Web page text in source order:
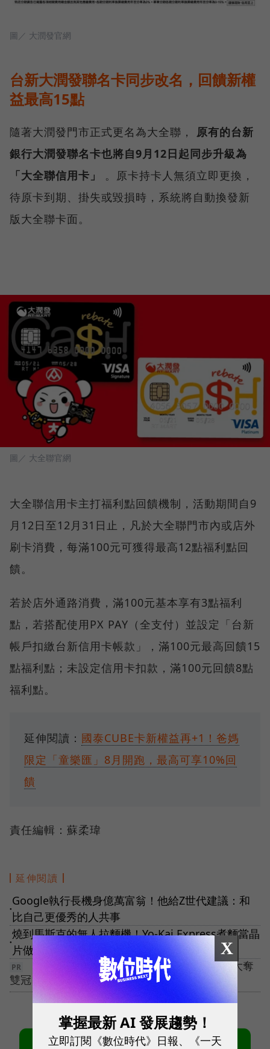
圖／ 大潤發官網
台新大潤發聯名卡同步改名，回饋新權
益最高15點
隨著大潤發門市正式更名為大全聯， 原有的台新
銀行大潤發聯名卡也將自9月12日起同步升級為
「大全聯信用卡」
。原卡持卡人無須立即更換，
待原卡到期、掛失或毀損時，系統將自動換發新
版大全聯卡面。
圖／ 大全聯官網
大全聯信用卡主打福利點回饋機制，活動期間自9
月12日至12月31日止，凡於大全聯門市內或店外
刷卡消費，每滿100元可獲得最高12點福利點回
饋。
若於店外通路消費，滿100元基本享有3點福利
點，若搭配使用PX PAY（全支付）並設定「台新
帳戶扣繳台新信用卡帳款」，滿100元最高回饋15
點福利點；未設定信用卡扣款，滿100元回饋8點
福利點。
延伸閱讀： 國泰CUBE卡新權益再+1！爸媽
限定「童樂匯」8月開跑，最高可享10%回
饋
責任編輯：蘇柔瑋
延伸閱讀
●
Google執行長機身億萬富翁！他給Z世代建議：和
比自己更優秀的人共事
●
燒到馬斯克的無人拉麵機！Yo-Kai Express煮麵當晶
片做，加碼台味手搖機拚年底上市
【5G 競局新解】告別極速迷思！ 台灣大哥大奪
雙冠，重定義「好網路」
X
掌握最新 AI 發展趨勢！
立即訂閱《數位時代》日報、《一天